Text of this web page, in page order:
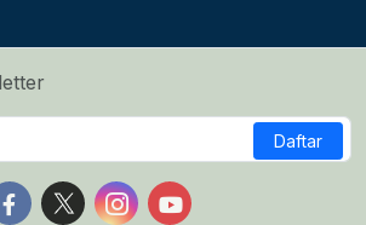
Daftar
Follow us on Facebook
Follow us on X
Follow us on Instagram
Follow us on